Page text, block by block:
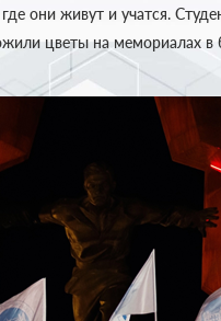
они живут и учатся.
цветы на мемориалах в